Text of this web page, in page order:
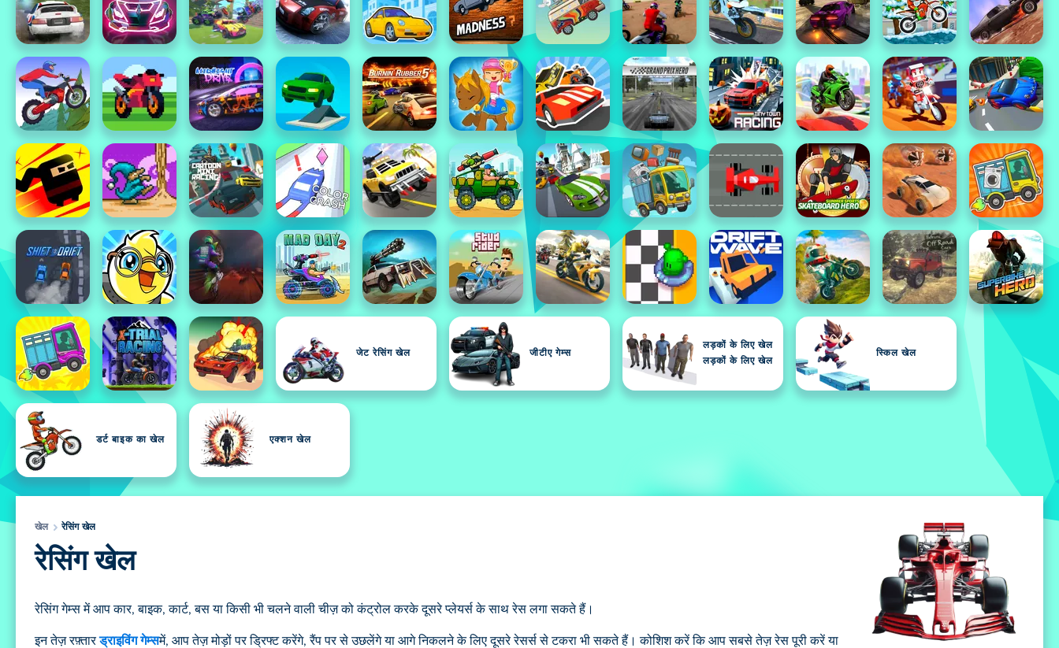
जेट रेसिंग खेल जीटीए गेम्स
लड़कों के लिए खेल
लड़कों के लिए खेल
स्किल खेल
डर्ट बाइक का खेल एक्शन खेल
खेल रेसिंग खेल
रेसिंग खेल
रेसिंग गेम्स में आप कार, बाइक, कार्ट, बस या किसी भी चलने वाली चीज़ को कंट्रोल करके दूसरे प्लेयर्स के साथ रेस लगा सकते हैं।
इन तेज़ रफ़्तारड्राइविंग गेम्समें, आप तेज़ मोड़ों पर ड्रिफ्ट करेंगे, रैंप पर से उछलेंगे या आगे निकलने के लिए दूसरे रेसर्स से टकरा भी सकते हैं। कोशिश करें कि आप सबसे तेज़ रेस पूरी करें या